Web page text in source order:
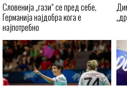
Словенија „гази“ се пред себе,
Германија најдобра кога е
најпотребно